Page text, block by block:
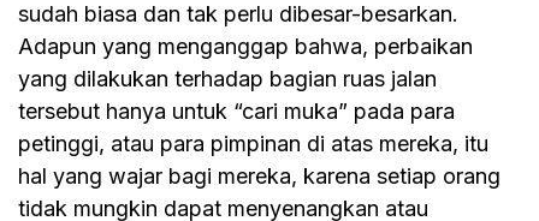
sudah biasa dan tak perlu dibesar-besarkan.
Adapun yang menganggap bahwa, perbaikan
yang dilakukan terhadap bagian ruas jalan
tersebut hanya untuk “cari muka” pada para
petinggi, atau para pimpinan di atas mereka, itu
hal yang wajar bagi mereka, karena setiap orang
tidak mungkin dapat menyenangkan atau